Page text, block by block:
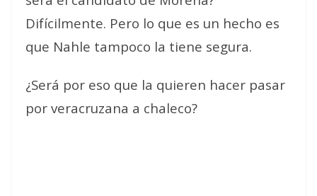
Difícilmente. Pero lo que es un hecho es
que Nahle tampoco la tiene segura.
¿Será por eso que la quieren hacer pasar
por veracruzana a chaleco?